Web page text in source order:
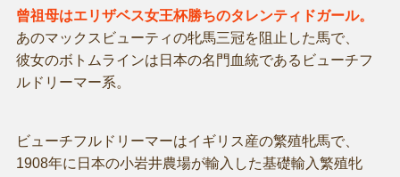
曾祖母はエリザベス女王杯勝ちのタレンティドガール。
あのマックスビューティの牝馬三冠を阻止した馬で、
彼女のボトムラインは日本の名門血統であるビューチフ
ルドリーマー系。
ビューチフルドリーマーはイギリス産の繁殖牝馬で、
1908年に日本の小岩井農場が輸入した基礎輸入繁殖牝